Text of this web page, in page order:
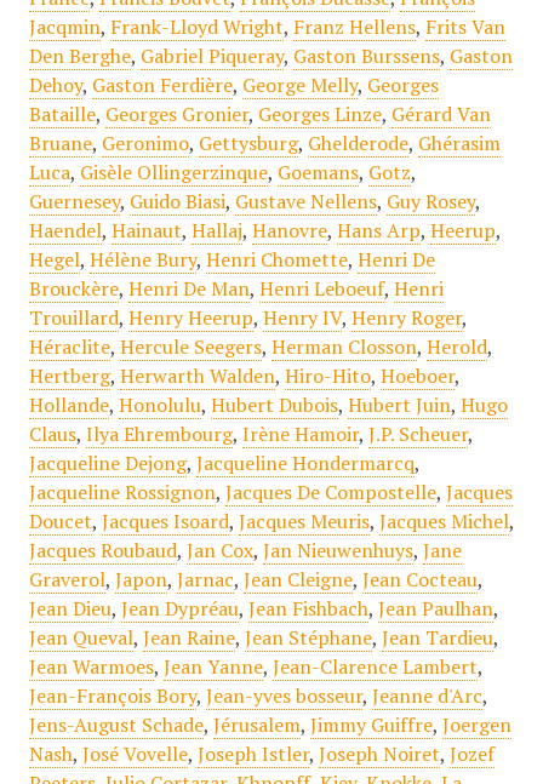
Jacqmin, Frank-Lloyd Wright, Franz Hellens, Frits Van
Den Berghe, Gabriel Piqueray, Gaston Burssens, Gaston
Dehoy, Gaston Ferdière, George Melly, Georges
Bataille, Georges Gronier, Georges Linze, Gérard Van
Bruane, Geronimo, Gettysburg, Ghelderode, Ghérasim
Luca, Gisèle Ollingerzinque, Goemans, Gotz,
Guernesey, Guido Biasi, Gustave Nellens, Guy Rosey,
Haendel, Hainaut, Hallaj, Hanovre, Hans Arp, Heerup,
Hegel, Hélène Bury, Henri Chomette, Henri De
Brouckère, Henri De Man, Henri Leboeuf, Henri
Trouillard, Henry Heerup, Henry IV, Henry Roger,
Héraclite, Hercule Seegers, Herman Closson, Herold,
Hertberg, Herwarth Walden, Hiro-Hito, Hoeboer,
Hollande, Honolulu, Hubert Dubois, Hubert Juin, Hugo
Claus, Ilya Ehrembourg, Irène Hamoir, J.P. Scheuer,
Jacqueline Dejong, Jacqueline Hondermarcq,
Jacqueline Rossignon, Jacques De Compostelle, Jacques
Doucet, Jacques Isoard, Jacques Meuris, Jacques Michel,
Jacques Roubaud, Jan Cox, Jan Nieuwenhuys, Jane
Graverol, Japon, Jarnac, Jean Cleigne, Jean Cocteau,
Jean Dieu, Jean Dypréau, Jean Fishbach, Jean Paulhan,
Jean Queval, Jean Raine, Jean Stéphane, Jean Tardieu,
Jean Warmoes, Jean Yanne, Jean-Clarence Lambert,
Jean-François Bory, Jean-yves bosseur, Jeanne d'Arc,
Jens-August Schade, Jérusalem, Jimmy Guiffre, Joergen
Nash, José Vovelle, Joseph Istler, Joseph Noiret, Jozef